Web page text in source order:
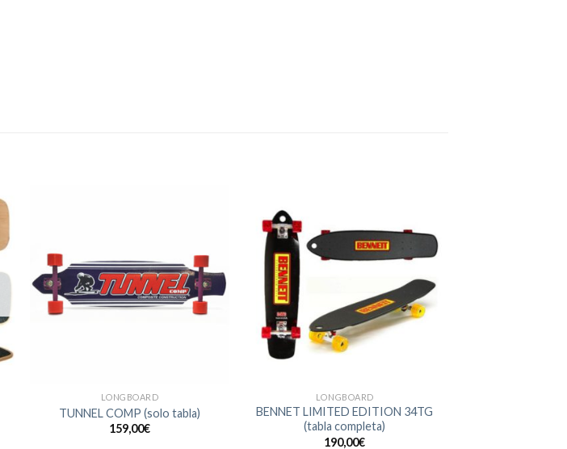
LONGBOARD
TUNNEL COMP (solo tabla)
159,00€
LONGBOARD
BENNET LIMITED EDITION 34TG
(tabla completa)
190,00€